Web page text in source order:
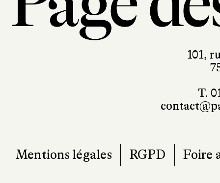
101,
T.
Mentions légales RGPD Foire